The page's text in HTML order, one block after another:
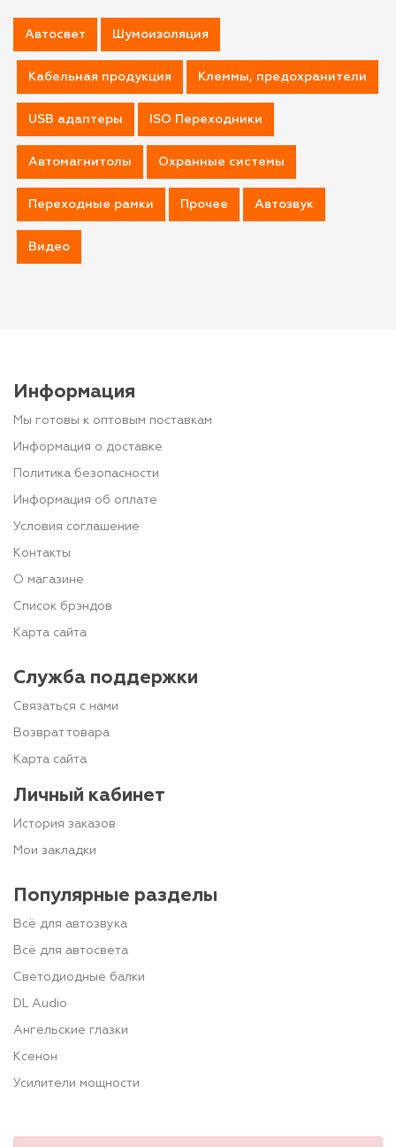
Автосвет Шумоизоляция
Кабельная продукция Клеммы, предохранители
USB адаптеры ISO Переходники
Автомагнитолы Охранные системы
Переходные рамки Прочее Автозвук
Видео
Информация
Мы готовы к оптовым поставкам
Информация о доставке
Политика безопасности
Информация об оплате
Условия соглашение
Контакты
О магазине
Список брэндов
Карта сайта
Служба поддержки
Связаться с нами
Возврат товара
Карта сайта
Личный кабинет
История заказов
Мои закладки
Популярные разделы
Всё для автозвука
Всё для автосвета
Светодиодные балки
DL Audio
Ангельские глазки
Ксенон
Усилители мощности